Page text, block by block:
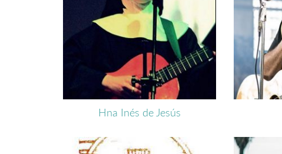
Hna Inés de Jesús